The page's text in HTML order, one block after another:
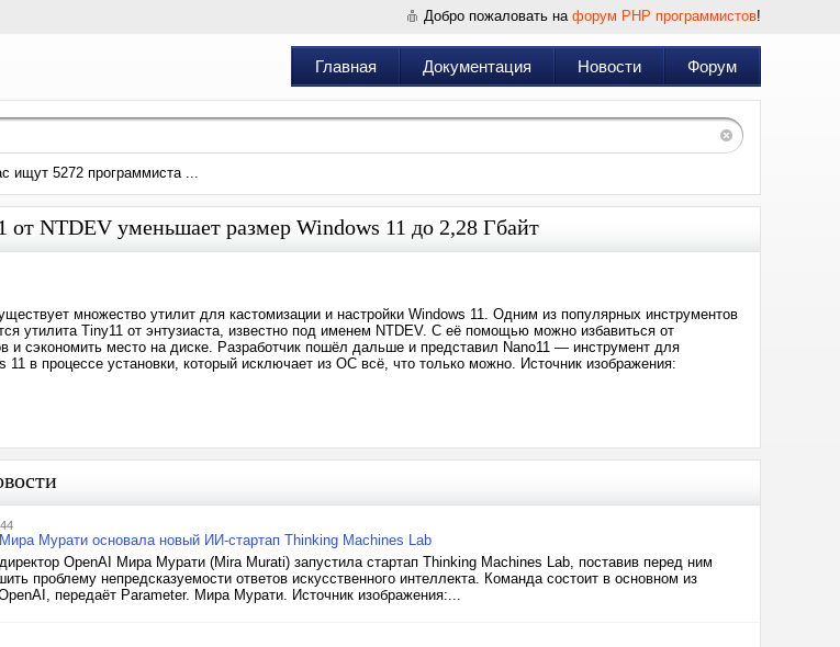
Добро пожаловать на форум PHP программистов!
Главная Документация Новости Форум
ищут 5272 программиста ...
от NTDEV уменьшает размер Windows 11 до 2,28 Гбайт
множество утилит для кастомизации и настройки Windows 11. Одним из популярных инструментов
утилита Tiny11 от энтузиаста, известно под именем NTDEV. С её помощью можно избавиться от
и сэкономить место на диске. Разработчик пошёл дальше и представил Nano11 — инструмент для
11 в процессе установки, который исключает из ОС всё, что только можно. Источник изображения:
Мурати основала новый ИИ-стартап Thinking Machines Lab
OpenAI Мира Мурати (Mira Murati) запустила стартап Thinking Machines Lab, поставив перед ним
проблему непредсказуемости ответов искусственного интеллекта. Команда состоит в основном из
передаёт Parameter. Мира Мурати. Источник изображения:...